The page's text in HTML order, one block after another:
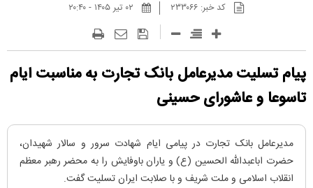
کد خبر:۲۳۳۰۶۶
پیام تسلیت مدیرعامل بانک تجارت به مناسبت ایام
تاسوعا و عاشورای حسینی
مدیرعامل بانک تجارت در پیامی ایام شهادت سرور و سالار شهیدان،
حضرت اباعبدالله الحسین (ع) و یاران باوفایش را به محضر رهبر معظم
انقلاب اسلامی و ملت شریف و با صلابت ایران تسلیت گفت.